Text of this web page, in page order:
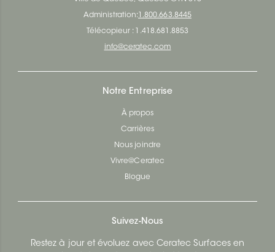
Administration: 1.800.663.8445
Télécopieur : 1.418.681.8853
info@ceratec.com
Notre Entreprise
À propos
Carrières
Nous joindre
Vivre@Ceratec
Blogue
Suivez-Nous
Restez à jour et évoluez avec Ceratec Surfaces en